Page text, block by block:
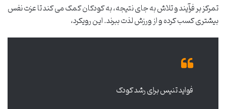
تمرکز بر فرآیند و تلاش به جای نتیجه، به کودکان کمک می کند تا عزت نفس
بیشتری کسب کرده و از ورزش لذت ببرند. این رویکرد،
فواید تنیس برای رشد کودک